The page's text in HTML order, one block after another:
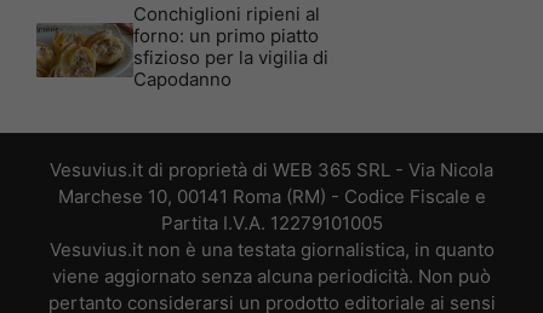
Conchiglioni ripieni al
forno: un primo piatto
sfizioso per la vigilia di
Capodanno
Vesuvius.it di proprietà di WEB 365 SRL - Via Nicola
Marchese 10, 00141 Roma (RM) - Codice Fiscale e
Partita I.V.A. 12279101005
Vesuvius.it non è una testata giornalistica, in quanto
viene aggiornato senza alcuna periodicità. Non può
pertanto considerarsi un prodotto editoriale ai sensi